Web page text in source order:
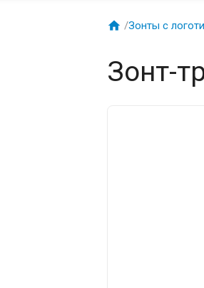
 /Зонты с
Зонт-